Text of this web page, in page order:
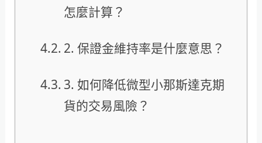
怎麼計算？
2. 保證金維持率是什麼意思？
3. 如何降低微型小那斯達克期
貨的交易風險？